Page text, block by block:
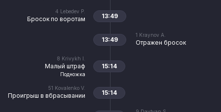
4 Lebedev P.
Бросок по воротам 13:49
1 Kraynov A.
Отражен бросок
13:49
8 Krivykh I.
Малый штраф
Подножка
15:14
51 Kovalenko V.
Проигрыш в вбрасывании 15:14